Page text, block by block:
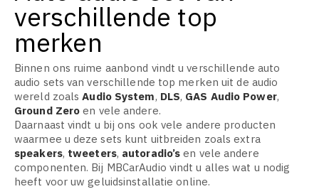
verschillende top
merken
Binnen ons ruime aanbond vindt u verschillende auto
audio sets van verschillende top merken uit de audio
wereld zoalsAudio System, DLS, GAS Audio Power,
Ground Zero en vele andere.
Daarnaast vindt u bij ons ook vele andere producten
waarmee u deze sets kunt uitbreiden zoals extra
speakers, tweeters, autoradio’s en vele andere
componenten. Bij MBCarAudio vindt u alles wat u nodig
heeft voor uw geluidsinstallatie online.